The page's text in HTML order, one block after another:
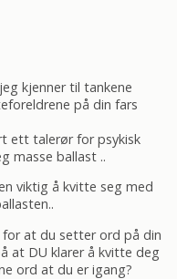
kjenner til tankene
på din fars
ett talerør for psykisk
masse ballast ..
viktig å kvitte seg med
for at du setter ord på din
at DU klarer å kvitte deg
ord at du er igang?